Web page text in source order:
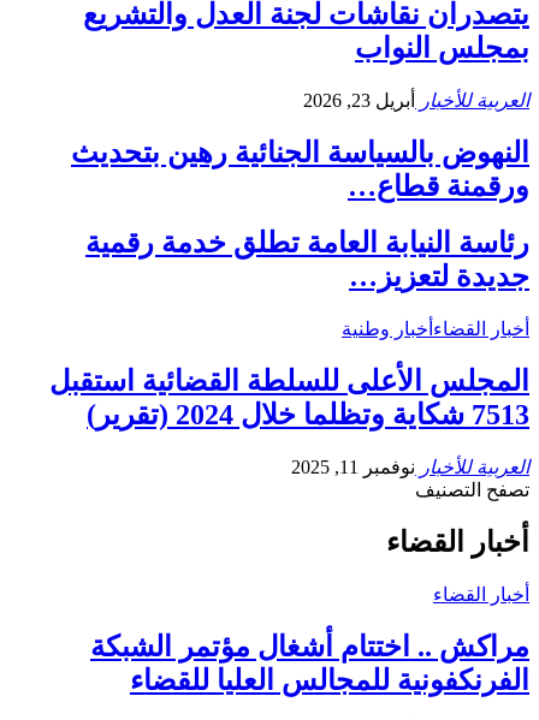
يتصدران نقاشات لجنة العدل والتشريع
بمجلس النواب
العربية للأخبار أبريل 23, 2026
النهوض بالسياسة الجنائية رهين بتحديث
ورقمنة قطاع…
رئاسة النيابة العامة تطلق خدمة رقمية
جديدة لتعزيز…
أخبار القضاء أخبار وطنية
المجلس الأعلى للسلطة ‏القضائية استقبل
7513 شكاية وتظلما خلال 2024 (تقرير)
العربية للأخبار نوفمبر 11, 2025
تصفح التصنيف
أخبار القضاء
أخبار القضاء
مراكش .. اختتام أشغال مؤتمر الشبكة
الفرنكفونية للمجالس العليا للقضاء